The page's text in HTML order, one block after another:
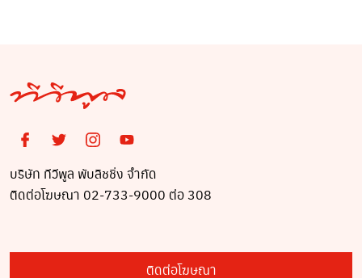
บริษัท ทีวีพูล พับลิชชิ่ง จำกัด
ติดต่อโฆษณา 02-733-9000 ต่อ 308
ติดต่อโฆษณา